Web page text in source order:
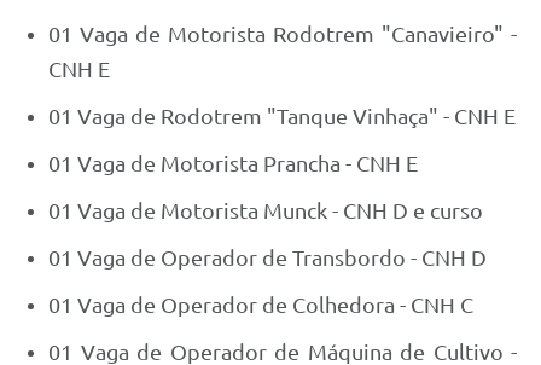
01 Vaga de Motorista Rodotrem "Canavieiro" -
CNH E
01 Vaga de Rodotrem "Tanque Vinhaça" - CNH E
01 Vaga de Motorista Prancha - CNH E
01 Vaga de Motorista Munck - CNH D e curso
01 Vaga de Operador de Transbordo - CNH D
01 Vaga de Operador de Colhedora - CNH C
01 Vaga de Operador de Máquina de Cultivo -